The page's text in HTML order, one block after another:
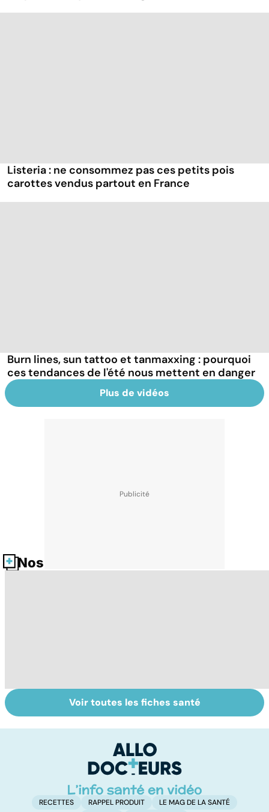
Listeria : ne consommez pas ces petits pois
carottes vendus partout en France
Burn lines, sun tattoo et tanmaxxing : pourquoi
ces tendances de l'été nous mettent en danger
Plus de vidéos
Nos fiches santé
Tout savoir sur
les infections
Inflammation des
amygdales : que
d'angine ?
Voir toutes les fiches santé
RECETTES RAPPEL PRODUIT
LE MAG DE LA SANTÉ